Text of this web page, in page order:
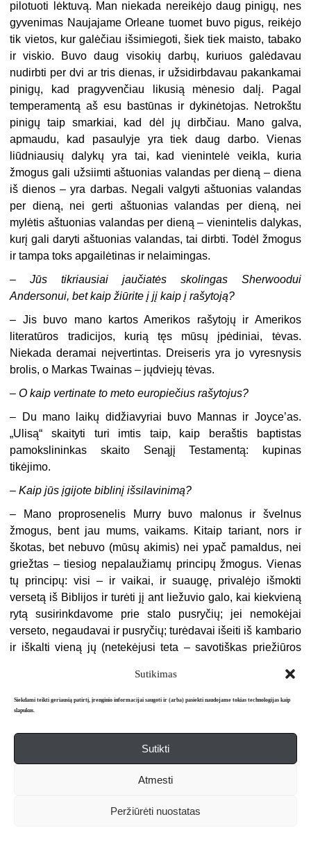
Sutikimas
Siekdami teikti geriausią patirtį, įrenginio informacijai saugoti ir (arba) pasiekti naudojame tokias technologijas kaip
slapukus.
Sutikti
Atmesti
Peržiūrėti nuostatas
pilotuoti lėktuvą. Man niekada nereikėjo daug pinigų, nes
gyvenimas Naujajame Orleane tuomet buvo pigus, reikėjo
tik vietos, kur galėčiau išsimiegoti, šiek tiek maisto, tabako
ir viskio. Buvo daug visokių darbų, kuriuos galėdavau
nudirbti per dvi ar tris dienas, ir užsidirbdavau pakankamai
pinigų, kad pragyvenčiau likusią mėnesio dalį. Pagal
temperamentą aš esu bastūnas ir dykinėtojas. Netrokštu
pinigų taip smarkiai, kad dėl jų dirbčiau. Mano galva,
apmaudu, kad pasaulyje yra tiek daug darbo. Vienas
liūdniausių dalykų yra tai, kad vienintelė veikla, kuria
žmogus gali užsiimti aštuonias valandas per dieną – diena
iš dienos – yra darbas. Negali valgyti aštuonias valandas
per dieną, nei gerti aštuonias valandas per dieną, nei
mylėtis aštuonias valandas per dieną – vienintelis dalykas,
kurį gali daryti aštuonias valandas, tai dirbti. Todėl žmogus
ir tampa toks apgailėtinas ir nelaimingas.
–Jūs tikriausiai jaučiatės skolingas Sherwoodui
Andersonui, bet kaip žiūrite į jį kaip į rašytoją?
– Jis buvo mano kartos Amerikos rašytojų ir Amerikos
literatūros tradicijos, kurią tęs mūsų įpėdiniai, tėvas.
Niekada deramai neįvertintas. Dreiseris yra jo vyresnysis
brolis, o Markas Twainas – jųdviejų tėvas.
–O kaip vertinate to meto europiečius rašytojus?
– Du mano laikų didžiavyriai buvo Mannas ir Joyce’as.
„Ulisą“ skaityti turi imtis taip, kaip beraštis baptistas
pamokslininkas skaito Senąjį Testamentą: kupinas
tikėjimo.
–Kaip jūs įgijote biblinį išsilavinimą?
– Mano proprosenelis Murry buvo malonus ir švelnus
žmogus, bent jau mums, vaikams. Kitaip tariant, nors ir
škotas, bet nebuvo (mūsų akimis) nei ypač pamaldus, nei
griežtas – tiesiog nepalaužiamų principų žmogus. Vienas
tų principų: visi – ir vaikai, ir suaugę, privalėjo išmokti
versetą iš Biblijos ir turėti jį ant liežuvio galo, kai kiekvieną
rytą susirinkdavome prie stalo pusryčių; jei nemokėjai
verseto, negaudavai ir pusryčių; turėdavai išeiti iš kambario
ir iškalti vieną jų (netekėjusi teta – savotiškas priežiūros
prasižengėliu ir duodavo jam geros pylos, kuri
atgrasindavo nusikaltusįjį nuo noro tai pakartoti).
buvome maži, galėjome kartoti tą patį kasryt, jei tik gerai jį
išbūbnydavome, bet kai paūgėjome, ištįsome, staiga vieną
mintyse jau ragaudavom kumpio, muštinių, keptų viščiukų,